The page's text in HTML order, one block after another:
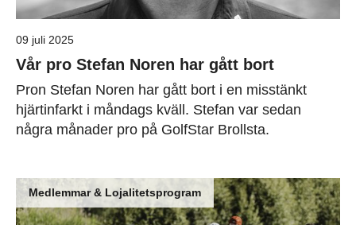
09 juli 2025
Vår pro Stefan Noren har gått bort
Pron Stefan Noren har gått bort i en misstänkt
hjärtinfarkt i måndags kväll. Stefan var sedan
några månader pro på GolfStar Brollsta.
Medlemmar & Lojalitetsprogram